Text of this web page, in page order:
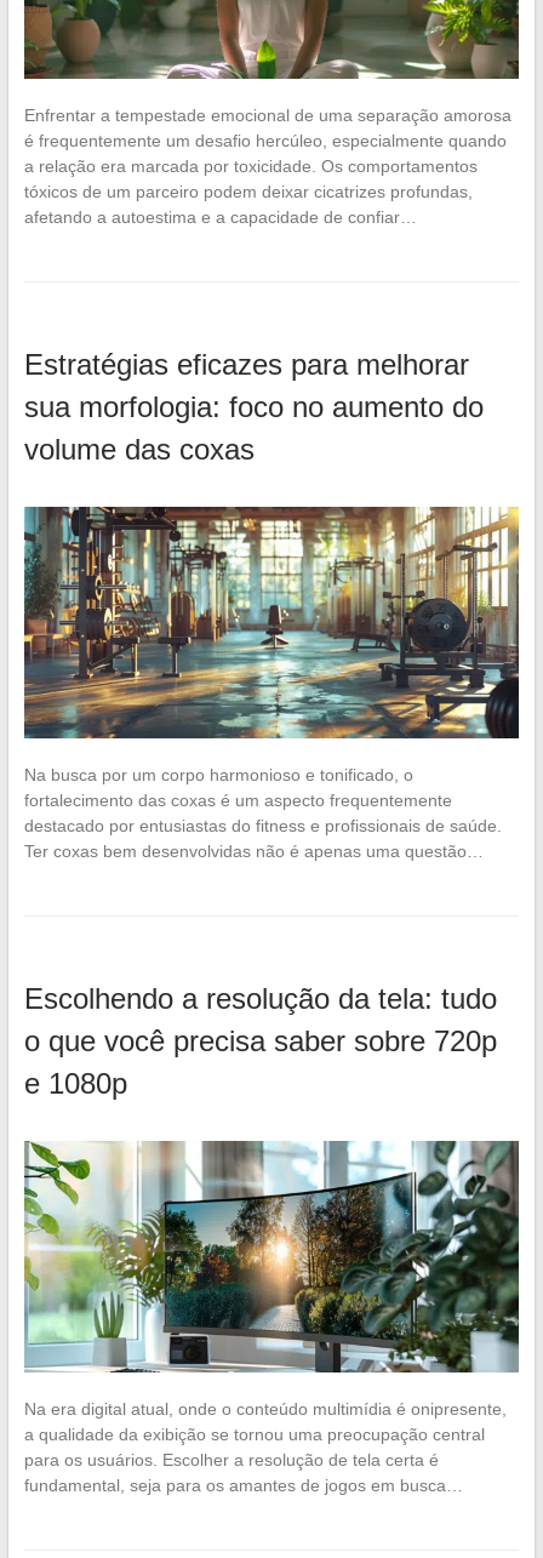
Enfrentar a tempestade emocional de uma separação amorosa
é frequentemente um desafio hercúleo, especialmente quando
a relação era marcada por toxicidade. Os comportamentos
tóxicos de um parceiro podem deixar cicatrizes profundas,
afetando a autoestima e a capacidade de confiar…
Estratégias eficazes para melhorar
sua morfologia: foco no aumento do
volume das coxas
Na busca por um corpo harmonioso e tonificado, o
fortalecimento das coxas é um aspecto frequentemente
destacado por entusiastas do fitness e profissionais de saúde.
Ter coxas bem desenvolvidas não é apenas uma questão…
Escolhendo a resolução da tela: tudo
o que você precisa saber sobre 720p
e 1080p
Na era digital atual, onde o conteúdo multimídia é onipresente,
a qualidade da exibição se tornou uma preocupação central
para os usuários. Escolher a resolução de tela certa é
fundamental, seja para os amantes de jogos em busca…